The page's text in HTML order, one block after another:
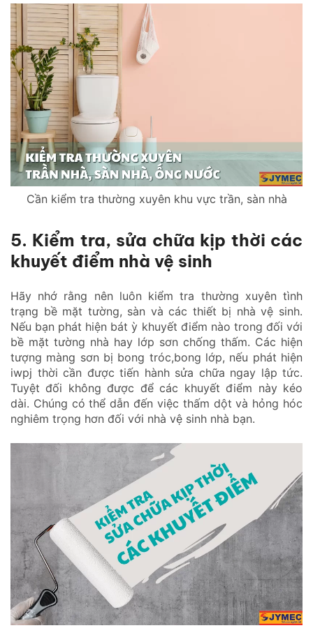
Cần kiểm tra thường xuyên khu vực trần, sàn nhà
5. Kiểm tra, sửa chữa kịp thời các
khuyết điểm nhà vệ sinh
Hãy nhớ rằng nên luôn kiểm tra thường xuyên tình
trạng bề mặt tường, sàn và các thiết bị nhà vệ sinh.
Nếu bạn phát hiện bát ỳ khuyết điểm nào trong đối với
bề mặt tường nhà hay lớp sơn chống thấm. Các hiện
tượng màng sơn bị bong tróc,bong lớp, nếu phát hiện
iwpj thời cần được tiến hành sửa chữa ngay lập tức.
Tuyệt đối không được để các khuyết điểm này kéo
dài. Chúng có thể dẫn đến việc thấm dột và hỏng hóc
nghiêm trọng hơn đối với nhà vệ sinh nhà bạn.